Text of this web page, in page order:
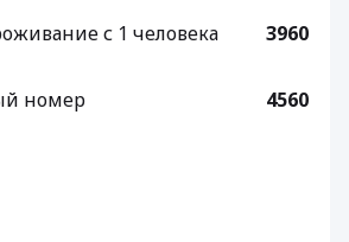
с 1 человека 3960
номер 4560